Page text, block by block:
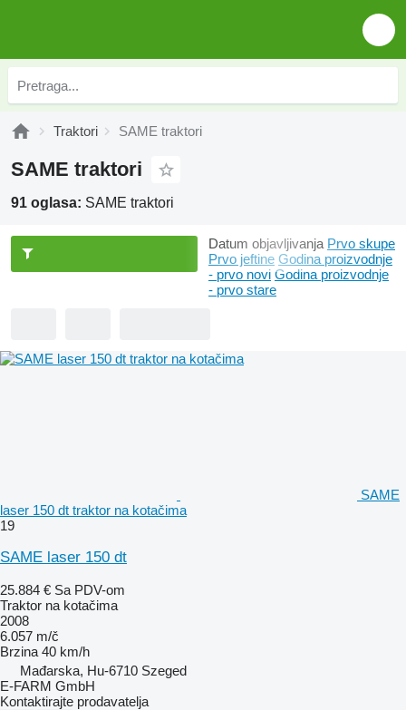
Traktori SAME traktori
SAME traktori
91 oglasa: SAME traktori
Datum objavljivanja Prvo skupe
Prvo jeftine Godina proizvodnje
- prvo novi Godina proizvodnje
- prvo stare
SAME
laser 150 dt traktor na kotačima
19
SAME laser 150 dt
25.884 € Sa PDV-om
Traktor na kotačima
2008
6.057 m/č
Brzina 40 km/h
Mađarska, Hu-6710 Szeged
E-FARM GmbH
Kontaktirajte prodavatelja